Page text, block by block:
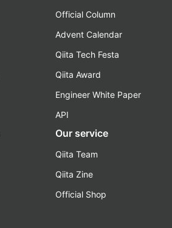
Official Column
Advent Calendar
Qiita Tech Festa
Qiita Award
Engineer White Paper
API
Our service
Qiita Team
Qiita Zine
Official Shop